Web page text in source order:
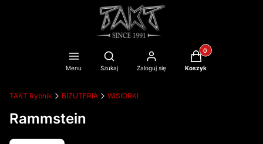
Menu
Otwórz wyszukiwarkę
Szukaj Zaloguj się
Produkty w
Koszyk
TAKT Rybnik BIŻUTERIA WISIORKI
Rammstein